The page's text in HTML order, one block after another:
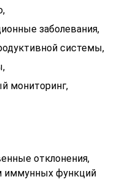
заболевания,
системы,
мониторинг,
отклонения,
иммунных функций